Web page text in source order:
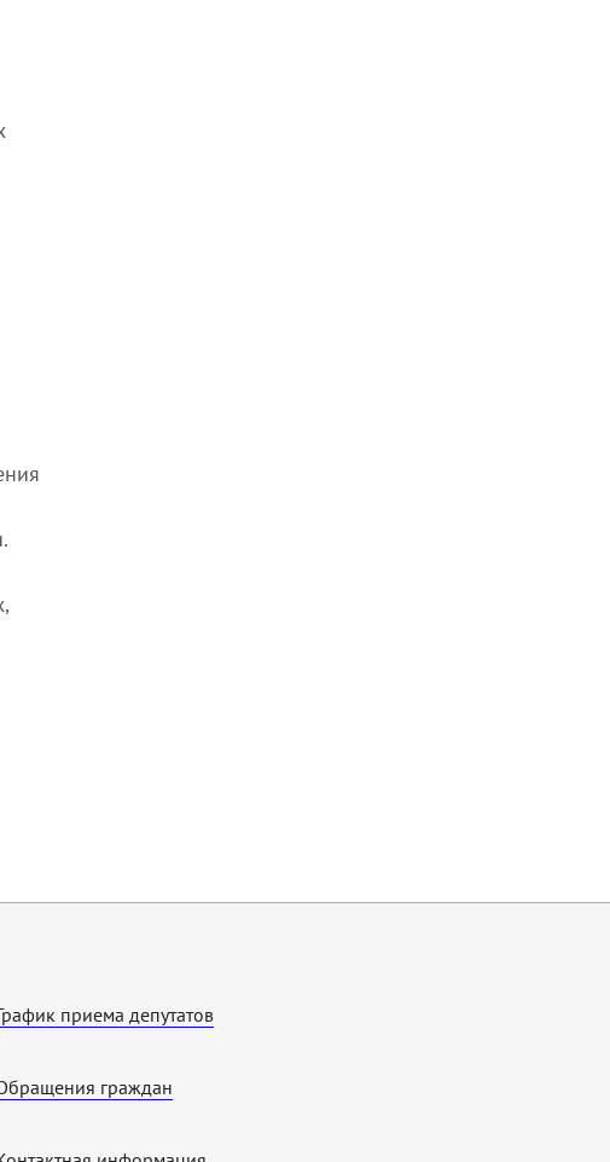
приема депутатов
граждан